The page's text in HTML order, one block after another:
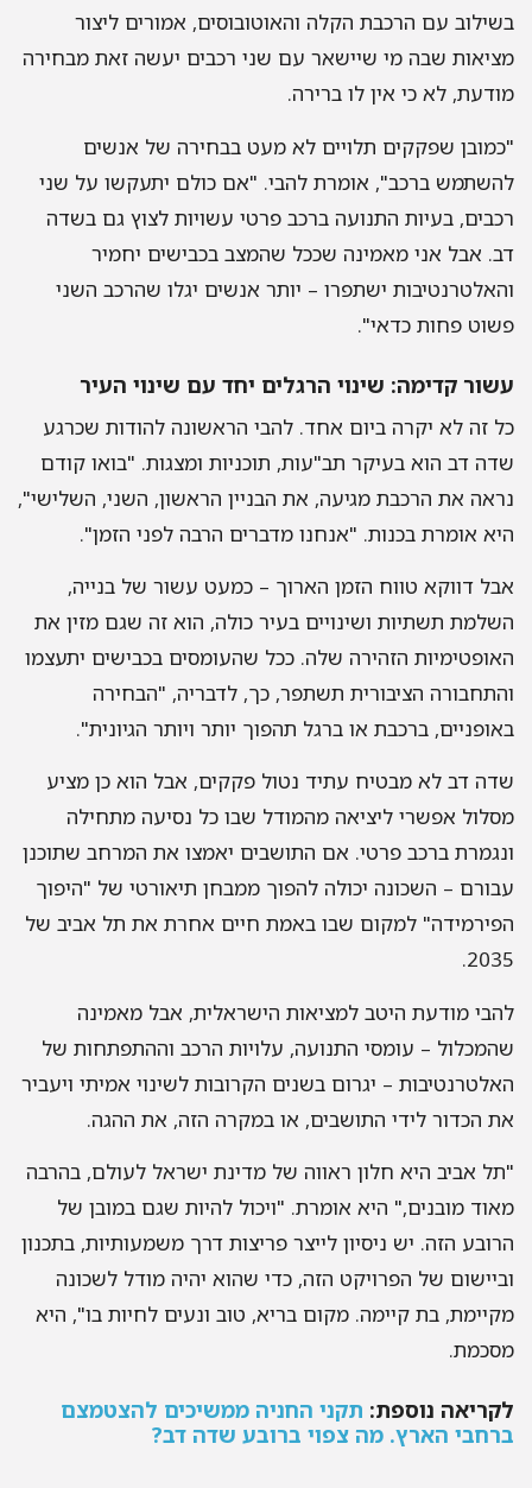
בשילוב עם הרכבת הקלה והאוטובוסים, אמורים ליצור
מציאות שבה מי שיישאר עם שני רכבים יעשה זאת מבחירה
מודעת, לא כי אין לו ברירה.
"כמובן שפקקים תלויים לא מעט בבחירה של אנשים
להשתמש ברכב", אומרת להבי. "אם כולם יתעקשו על שני
רכבים, בעיות התנועה ברכב פרטי עשויות לצוץ גם בשדה
דב. אבל אני מאמינה שככל שהמצב בכבישים יחמיר
והאלטרנטיבות ישתפרו – יותר אנשים יגלו שהרכב השני
פשוט פחות כדאי".
עשור קדימה: שינוי הרגלים יחד עם שינוי העיר
כל זה לא יקרה ביום אחד. להבי הראשונה להודות שכרגע
שדה דב הוא בעיקר תב"עות, תוכניות ומצגות. "בואו קודם
נראה את הרכבת מגיעה, את הבניין הראשון, השני, השלישי",
היא אומרת בכנות. "אנחנו מדברים הרבה לפני הזמן".
אבל דווקא טווח הזמן הארוך – כמעט עשור של בנייה,
השלמת תשתיות ושינויים בעיר כולה, הוא זה שגם מזין את
האופטימיות הזהירה שלה. ככל שהעומסים בכבישים יתעצמו
והתחבורה הציבורית תשתפר, כך, לדבריה, "הבחירה
באופניים, ברכבת או ברגל תהפוך יותר ויותר הגיונית".
שדה דב לא מבטיח עתיד נטול פקקים, אבל הוא כן מציע
מסלול אפשרי ליציאה מהמודל שבו כל נסיעה מתחילה
ונגמרת ברכב פרטי. אם התושבים יאמצו את המרחב שתוכנן
עבורם – השכונה יכולה להפוך ממבחן תיאורטי של "היפוך
הפירמידה" למקום שבו באמת חיים אחרת את תל אביב של
2035.
להבי מודעת היטב למציאות הישראלית, אבל מאמינה
שהמכלול – עומסי התנועה, עלויות הרכב וההתפתחות של
האלטרנטיבות – יגרום בשנים הקרובות לשינוי אמיתי ויעביר
את הכדור לידי התושבים, או במקרה הזה, את ההגה.
"תל אביב היא חלון ראווה של מדינת ישראל לעולם, בהרבה
מאוד מובנים," היא אומרת. "ויכול להיות שגם במובן של
הרובע הזה. יש ניסיון לייצר פריצות דרך משמעותיות, בתכנון
וביישום של הפרויקט הזה, כדי שהוא יהיה מודל לשכונה
מקיימת, בת קיימה. מקום בריא, טוב ונעים לחיות בו", היא
מסכמת.
לקריאה נוספת: תקני החניה ממשיכים להצטמצם
ברחבי הארץ. מה צפוי ברובע שדה דב?